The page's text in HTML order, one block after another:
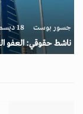
جسور بوست 18 ديسمبر 2025 - 09:27
ناشط حقوقي: العفو